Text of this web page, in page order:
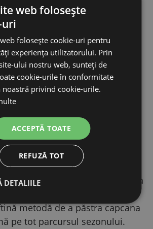
la producător
schimb originală KERBL,
pentru capcana electrică de
2030 (KERBL 299935). Se
fără adaptări și fără riscul
așa cum se poate
neoriginali.
schimbat tubul
în timp din intensitatea
par să lumineze în
ce scade intensitatea,
pentru insecte, iar capcana
Schimbarea regulată a tubului
metodă de a păstra capcana
pe tot parcursul sezonului.
web folosește
uri
folosește cookie-uri pentru
experiența utilizatorului. Prin
ului nostru web, sunteți de
cookie-urile în conformitate
noastră privind cookie-urile.
ACCEPTĂ TOATE
REFUZĂ TOT
DETALIILE